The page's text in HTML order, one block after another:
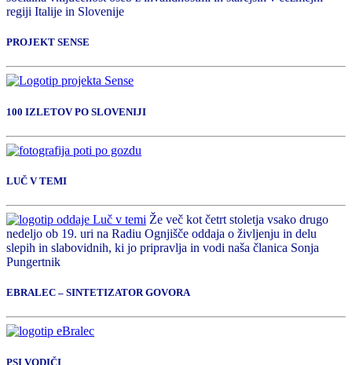
regiji Italije in Slovenije
PROJEKT SENSE
100 IZLETOV PO SLOVENIJI
LUČ V TEMI
Že več kot četrt stoletja vsako drugo
nedeljo ob 19. uri na Radiu Ognjišče oddaja o življenju in delu
slepih in slabovidnih, ki jo pripravlja in vodi naša članica Sonja
Pungertnik
EBRALEC – SINTETIZATOR GOVORA
PSI VODIČI